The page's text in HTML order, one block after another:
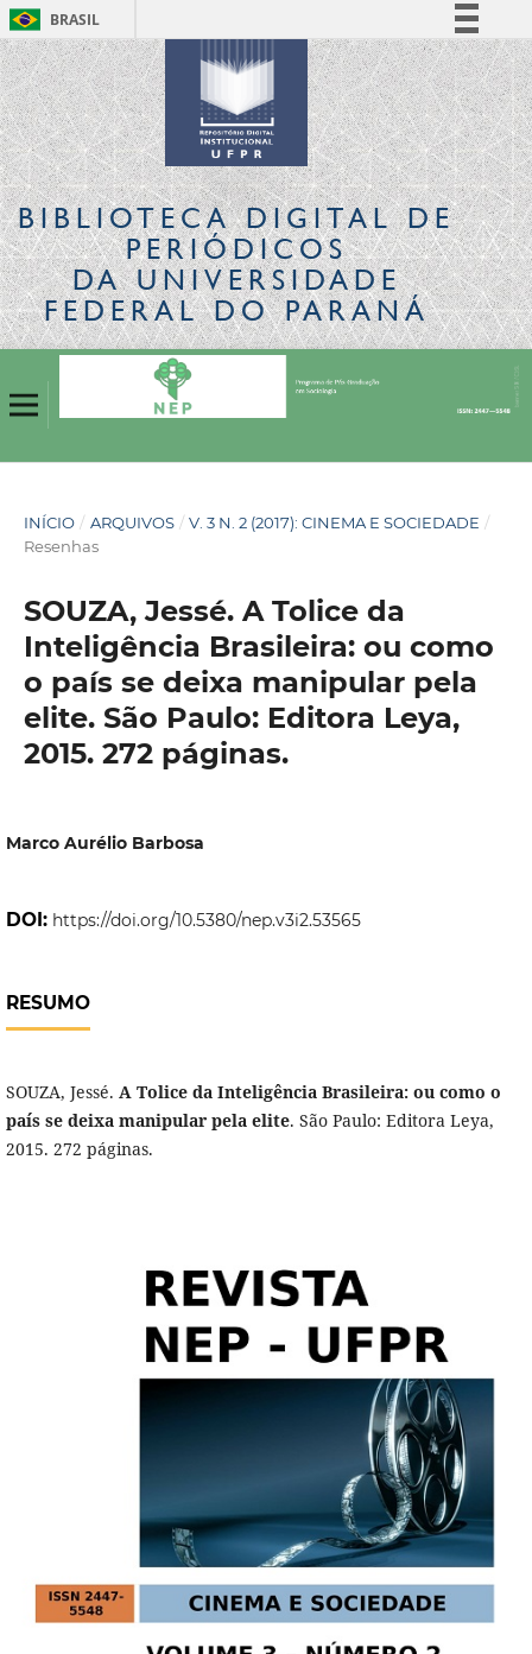
BRASIL
Simplifique!
Comunica BR
Participe
Acesso à informação
Legislação
Canais
BIBLIOTECA DIGITALDE
PERIÓDICOS
DA UNIVERSIDADE
FEDERAL DO PARANÁ
INÍCIO / ARQUIVOS / V. 3 N. 2 (2017): CINEMA E SOCIEDADE /
Resenhas
SOUZA, Jessé. A Tolice da
Inteligência Brasileira: ou como
o país se deixa manipular pela
elite. São Paulo: Editora Leya,
2015. 272 páginas.
Marco Aurélio Barbosa
DOI: https://doi.org/10.5380/nep.v3i2.53565
RESUMO
SOUZA, Jessé. A Tolice da Inteligência Brasileira: ou como o
país se deixa manipular pela elite. São Paulo: Editora Leya,
2015. 272 páginas.